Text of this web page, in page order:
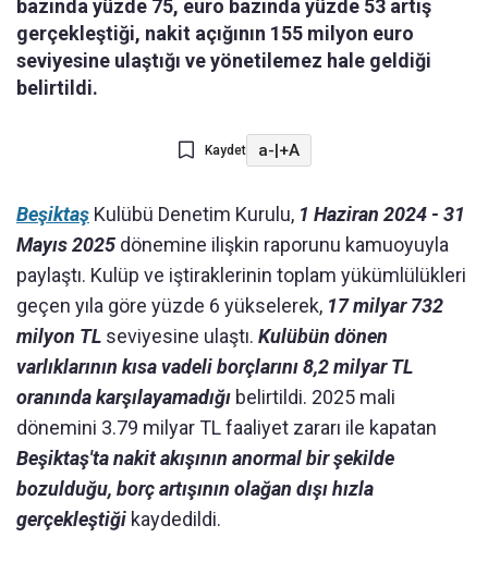
bazında yüzde 75, euro bazında yüzde 53 artış
gerçekleştiği, nakit açığının 155 milyon euro
seviyesine ulaştığı ve yönetilemez hale geldiği
belirtildi.
Kaydet a-|+A
Beşiktaş Kulübü Denetim Kurulu, 1 Haziran 2024 - 31
Mayıs 2025 dönemine ilişkin raporunu kamuoyuyla
paylaştı. Kulüp ve iştiraklerinin toplam yükümlülükleri
geçen yıla göre yüzde 6 yükselerek, 17 milyar 732
milyon TL seviyesine ulaştı. Kulübün dönen
varlıklarının kısa vadeli borçlarını 8,2 milyar TL
oranında karşılayamadığı belirtildi. 2025 mali
dönemini 3.79 milyar TL faaliyet zararı ile kapatan
Beşiktaş'ta nakit akışının anormal bir şekilde
bozulduğu, borç artışının olağan dışı hızla
gerçekleştiği kaydedildi.